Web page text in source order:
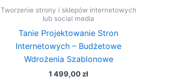
Tworzenie strony i sklepów internetowych
lub social media
Tanie Projektowanie Stron
Internetowych – Budżetowe
Wdrożenia Szablonowe
1 499,00 zł